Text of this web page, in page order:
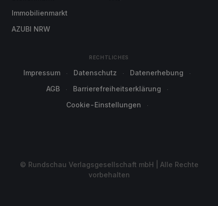
Immobilienmarkt
AZUBI NRW
RECHTLICHES
Impressum Datenschutz
Datenerhebung
AGB
Barrierefreiheitserklärung
Cookie-Einstellungen
© Rundschau Verlagsgesellschaft mbH | Alle Rechte
vorbehalten